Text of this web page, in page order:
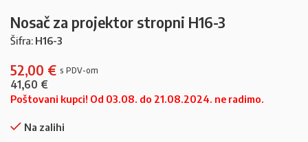
Nosač za projektor stropni H16-3
Šifra: H16-3
52,00 €
41,60 €
Poštovani kupci! Od 03.08. do 21.08.2024. ne radimo.
Na zalihi